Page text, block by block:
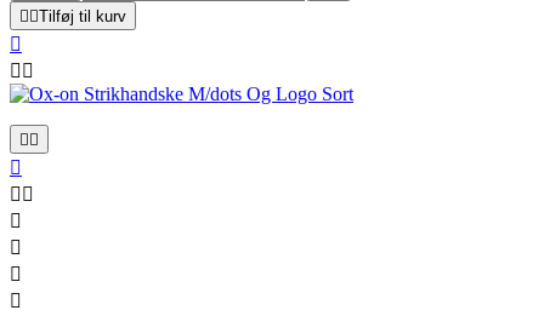
 Tilføj til kurv

 
 

 



